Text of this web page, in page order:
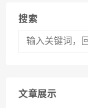
搜索
文章展示